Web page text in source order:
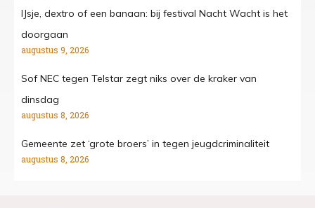
IJsje, dextro of een banaan: bij festival Nacht Wacht is het
doorgaan
augustus 9, 2026
Sof NEC tegen Telstar zegt niks over de kraker van
dinsdag
augustus 8, 2026
Gemeente zet ‘grote broers’ in tegen jeugdcriminaliteit
augustus 8, 2026